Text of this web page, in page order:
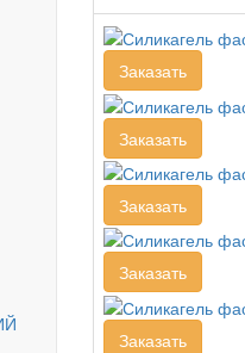
Заказать
Заказать
Заказать
Заказать
Заказать